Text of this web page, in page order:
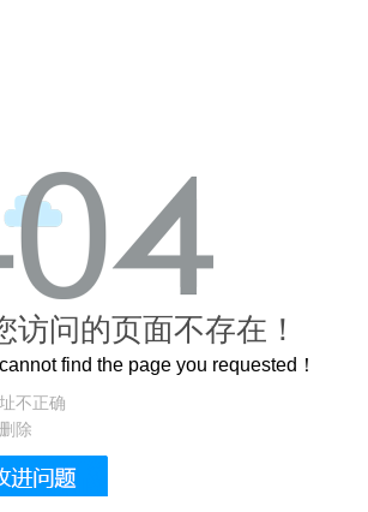
访问的页面不存在！
find the page you requested！
不正确
除